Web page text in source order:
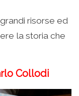
risorse ed
la storia che
Collodi